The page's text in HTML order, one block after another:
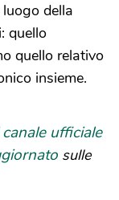
della
quello
quello relativo
insieme.
ufficiale
sulle